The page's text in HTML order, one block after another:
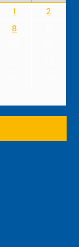
1
2
8